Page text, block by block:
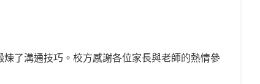
了溝通技巧。校方感謝各位家長與老師的熱情參